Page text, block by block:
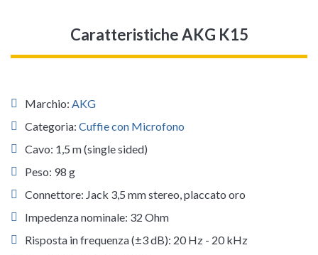
Caratteristiche AKG K15
Marchio: AKG
Categoria: Cuffie con Microfono
Cavo: 1,5 m (single sided)
Peso: 98 g
Connettore: Jack 3,5 mm stereo, placcato oro
Impedenza nominale: 32 Ohm
Risposta in frequenza (±3 dB): 20 Hz - 20 kHz